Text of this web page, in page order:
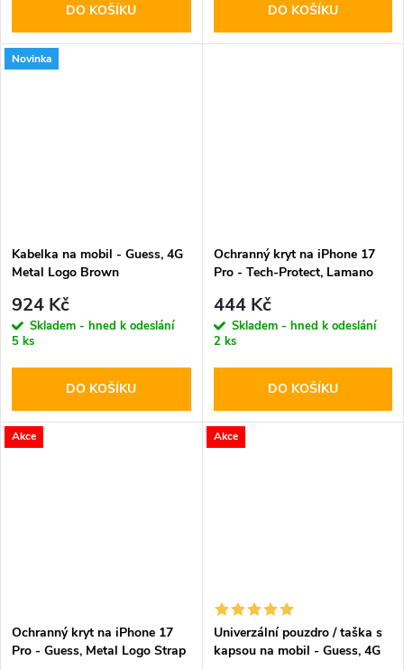
DO KOŠÍKU DO KOŠÍKU
Novinka
Kabelka na mobil - Guess, 4G
Metal Logo Brown
924 Kč
Skladem - hned k odeslání
5 ks
DO KOŠÍKU
Ochranný kryt na iPhone 17
Pro - Tech-Protect, Lamano
444 Kč
Skladem - hned k odeslání
2 ks
DO KOŠÍKU
Akce
Ochranný kryt na iPhone 17
Pro - Guess, Metal Logo Strap
Akce
Univerzální pouzdro / taška s
kapsou na mobil - Guess, 4G